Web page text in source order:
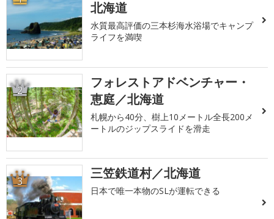
北海道
水質最高評価の三本杉海水浴場でキャンプ
ライフを満喫
2
フォレストアドベンチャー・
恵庭／北海道
札幌から40分、樹上10メートル全長200メ
ートルのジップスライドを滑走
3 三笠鉄道村／北海道
日本で唯一本物のSLが運転できる